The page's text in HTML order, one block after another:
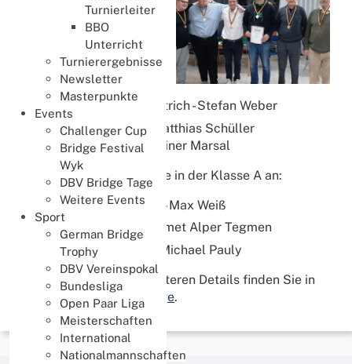
Turnierleiter
BBO
Unterricht
Turnierergebnisse
Newsletter
Masterpunkte
Events
Challenger Cup
Bridge Festival
Wyk
DBV Bridge Tage
Weitere Events
Sport
German Bridge
Trophy
DBV Vereinspokal
Bundesliga
Open Paar Liga
Meisterschaften
International
Nationalmannschaften
Paarmeisterschaft fand
am 15./16. November
Die Medaillen gehen an:
Gold:
Alexander Dietrich - Stefan Weber
Silber:Paul Orth - Matthias Schüller
Herbert Klumpp - Reiner Marsal
und die ersten drei Plätze in der Klasse A an:
Sibrand van Oosten - Max Weiß
Sehmus Ercan - Mehmet Alper Tegmen
Nikolas Bausback - Michael Pauly
Alle Ergebnisse und weiteren Details finden Sie in
DBV Ergebnisanzeige.